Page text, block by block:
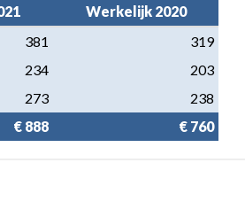
Werkelijk 2020
381
319
234
203
273
238
€ 888 € 760